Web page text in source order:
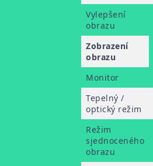
Vylepšení
obrazu
Zobrazení
obrazu
Monitor
Tepelný /
optický režim
Režim
sjednoceného
obrazu